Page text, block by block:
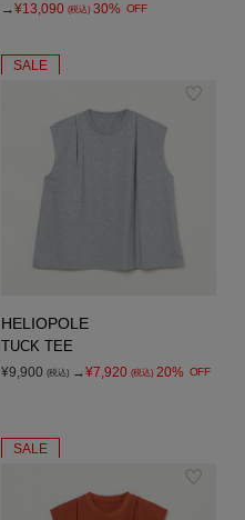
→¥13,090 (税込) 30% OFF
SALE
HELIOPOLE
TUCK TEE
¥9,900 (税込) →¥7,920 (税込) 20% OFF
SALE